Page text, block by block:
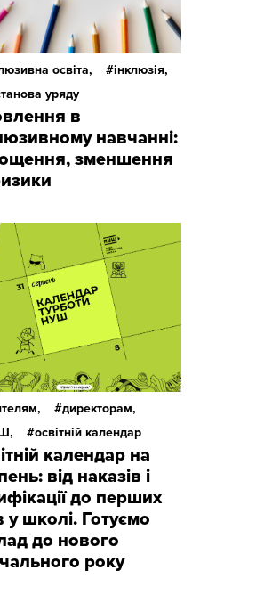
освіта,
інклюзія,
уряду
в
навчанні:
зменшення
директорам,
освітній календар
календар на
від наказів і
до перших
у школі. Готуємо
до нового
року